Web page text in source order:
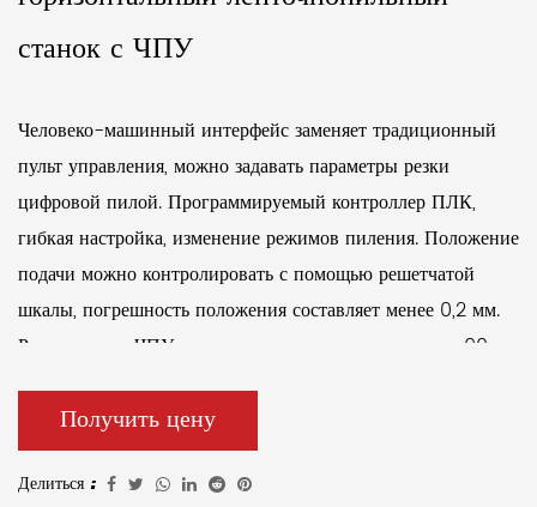
станок с ЧПУ
Человеко-машинный интерфейс заменяет традиционный
пульт управления, можно задавать параметры резки
цифровой пилой. Программируемый контроллер ПЛК,
гибкая настройка, изменение режимов пиления. Положение
подачи можно контролировать с помощью решетчатой ​​
шкалы, погрешность положения составляет менее 0,2 мм.
Распиловка с ЧПУ может располагаться в диапазоне 90–
программным управлением применимы для распиловки
однородного материала. Они имеют стабильную
производительность и высокую эффективность.
Получить цену
Делиться :